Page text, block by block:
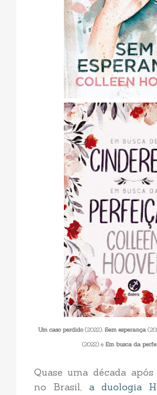
Um caso perdido(2022), Sem esperança
(2022) eEm busca da
Quase uma década
no Brasil, a duologia